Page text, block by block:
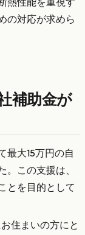
の対応が求めら
補助金が
最大15万円の自
この支援は、
とを目的として
住まいの方にと